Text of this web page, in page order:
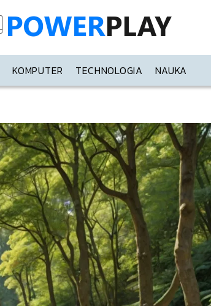
KOMPUTER TECHNOLOGIA NAUKA